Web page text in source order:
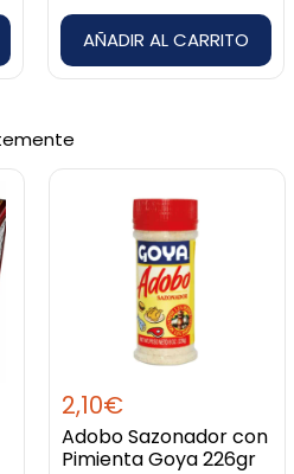
AÑADIR AL CARRITO
2,10€
Adobo Sazonador con
Pimienta Goya 226gr